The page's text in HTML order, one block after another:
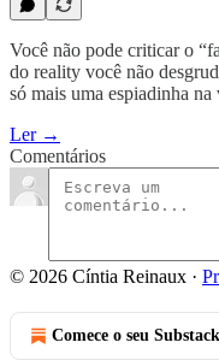
Você não pode criticar o
do reality você não
só mais uma espiadinha na
Ler →
Comentários
© 2026 Cíntia Reinaux ·
Comece o seu Substack